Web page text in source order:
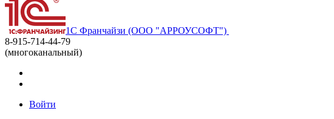
1С Франчайзи (ООО "АРРОУСОФТ")
8-915-714-44-79
(многоканальный)
Войти